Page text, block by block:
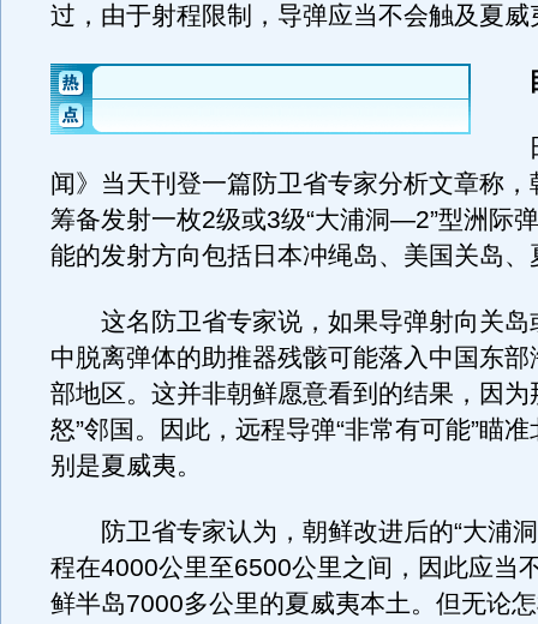
过，由于射程限制，导弹应当不会触及夏威
目
日
闻》当天刊登一篇防卫省专家分析文章称，
筹备发射一枚2级或3级“大浦洞—2”型洲际
能的发射方向包括日本冲绳岛、美国关岛、
这名防卫省专家说，如果导弹射向关岛
中脱离弹体的助推器残骸可能落入中国东部
部地区。这并非朝鲜愿意看到的结果，因为
怒”邻国。因此，远程导弹“非常有可能”瞄
别是夏威夷。
防卫省专家认为，朝鲜改进后的“大浦
程在4000公里至6500公里之间，因此应当
鲜半岛7000多公里的夏威夷本土。但无论